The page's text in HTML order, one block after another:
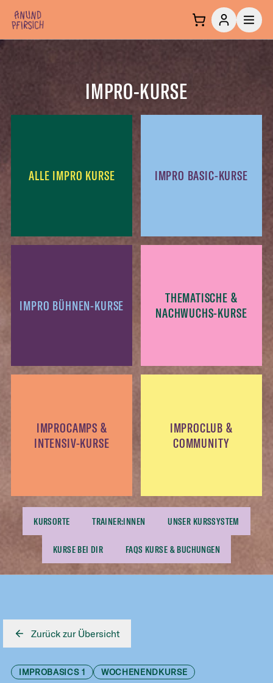
Zum Inhalt springen
IMPRO-KURSE
ALLE IMPRO KURSE IMPRO BASIC-KURSE
IMPRO BÜHNEN-KURSE
THEMATISCHE &
NACHWUCHS-KURSE
IMPROCAMPS &
INTENSIV-KURSE
IMPROCLUB &
COMMUNITY
KURSORTE TRAINER:INNEN UNSER KURSSYSTEM
KURSE BEI DIR FAQS KURSE & BUCHUNGEN
Zurück zur Übersicht
IMPROBASICS 1 WOCHENENDKURSE